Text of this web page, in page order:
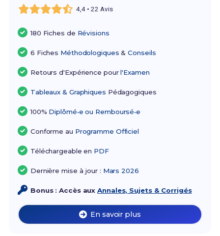
4,4 • 22 Avis
180 Fiches de Révisions
6 Fiches Méthodologiques &Conseils
Retours d'Expérience pourl'Examen
Tableaux & Graphiques Pédagogiques
100% Diplômé•e ou Remboursé•e
Conforme au Programme Officiel
Téléchargeable en PDF
Dernière mise à jour : Mars 2026
Bonus : Accès auxAnnales, Sujets & Corrigés
En savoir plus